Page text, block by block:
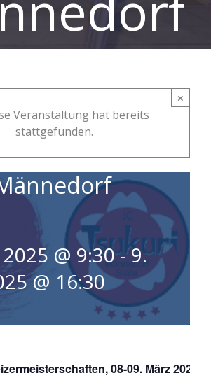
×
Veranstaltung hat bereits
stattgefunden.
@ 9:30-9.
@ 16:30
08-09. März 2025